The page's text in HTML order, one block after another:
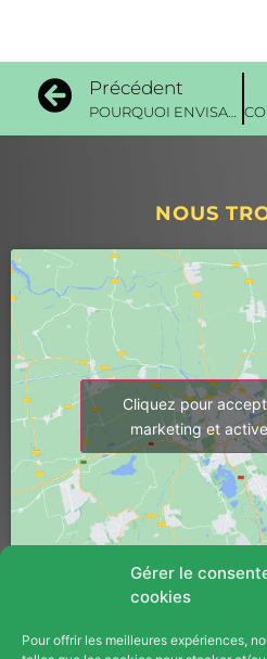
Gérer le
cookies
Pour offrir les meilleures expériences,
Précédent
NOUS
Cliquez pour
marketing et
PLAN